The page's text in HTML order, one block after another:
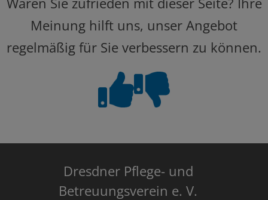
Meinung hilft uns, unser Angebot
regelmäßig für Sie verbessern zu können.
Dresdner Pflege- und
Betreuungsverein e. V.